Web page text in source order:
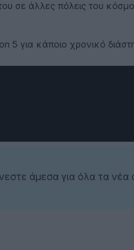
σε άλλες πόλεις του
5 για κάποιο χρονικό
άμεσα για όλα τα νέα